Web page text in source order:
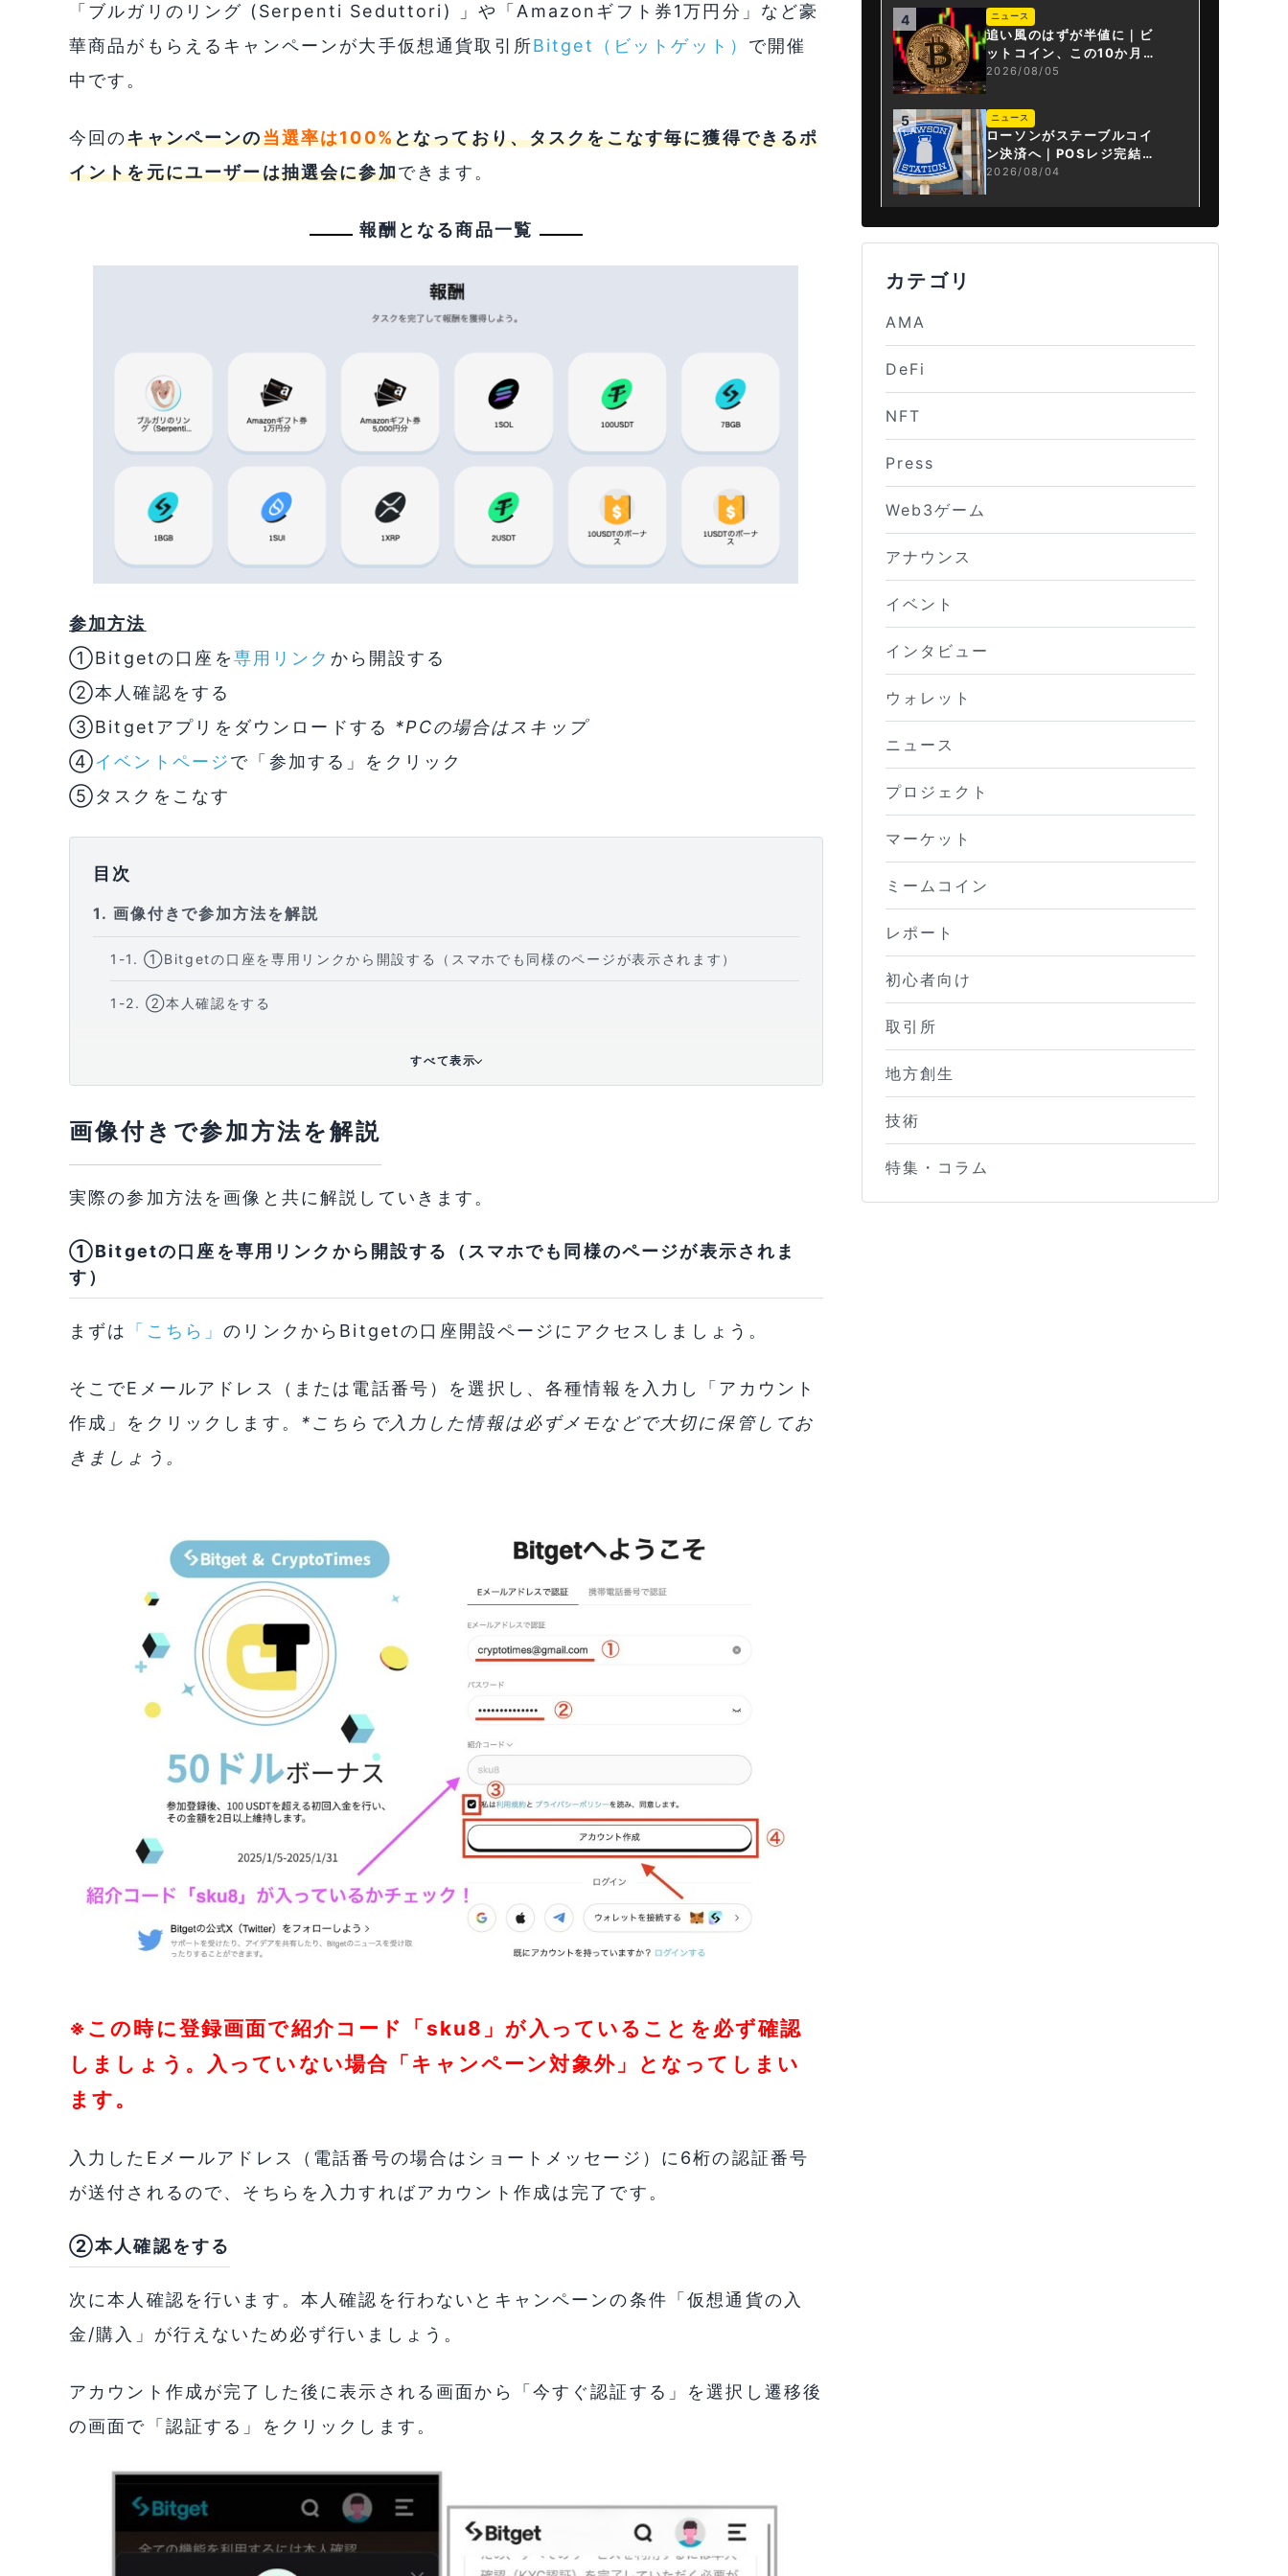
「ブルガリのリング (Serpenti Seduttori) 」や「Amazonギフト券1万円分」など豪
華商品がもらえるキャンペーンが大手仮想通貨取引所Bitget（ビットゲット） で開催
中です。
今回のキャンペーンの当選率は100%となっており、タスクをこなす毎に獲得できるポ
イントを元にユーザーは抽選会に参加できます。
報酬となる商品一覧
参加方法
①Bitgetの口座を専用リンク から開設する
②本人確認をする
③Bitgetアプリをダウンロードする *PCの場合はスキップ
④イベントページで「参加する」をクリック
⑤タスクをこなす
目次
1 画像付きで参加方法を解説
1-1 ①Bitgetの口座を専用リンクから開設する（スマホでも同様のページが表示されます）
1-2 ②本人確認をする
1-4 ④イベントページにアクセスし「参加する」をクリック
1-5 ⑤タスクを達成する
すべて表示
画像付きで参加方法を解説
実際の参加方法を画像と共に解説していきます。
①Bitgetの口座を専用リンクから開設する（スマホでも同様のページが表示されま
す）
まずは 「こちら」のリンクからBitgetの口座開設ページにアクセスしましょう。
そこでEメールアドレス（または電話番号）を選択し、各種情報を入力し「アカウント
作成」をクリックします。 *こちらで入力した情報は必ずメモなどで大切に保管してお
きましょう。
※この時に登録画面で紹介コード「sku8」が入っていることを必ず確認
しましょう。入っていない場合「キャンペーン対象外」となってしまい
ます。
入力したEメールアドレス（電話番号の場合はショートメッセージ）に6桁の認証番号
が送付されるので、そちらを入力すればアカウント作成は完了です。
②本人確認をする
次に本人確認を行います。本人確認を行わないとキャンペーンの条件「仮想通貨の入
金/購入」が行えないため必ず行いましょう。
アカウント作成が完了した後に表示される画面から「今すぐ認証する」を選択し遷移後
の画面で「認証する」をクリックします。
4 ニュース
追い風のはずが半値に｜ビ
ットコイン、この10か月で
何が起きたか
2026/08/05
5 ニュース
ローソンがステーブルコイ
ン決済へ｜POSレジ完結は
国内初
2026/08/04
カテゴリ
AMA
DeFi
NFT
Press
Web3ゲーム
アナウンス
イベント
インタビュー
ウォレット
ニュース
プロジェクト
マーケット
ミームコイン
レポート
初心者向け
取引所
地方創生
技術
特集・コラム